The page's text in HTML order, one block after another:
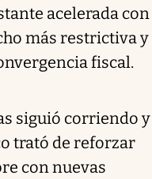
acelerada con
más restrictiva y
fiscal.
siguió corriendo y
trató de reforzar
con nuevas